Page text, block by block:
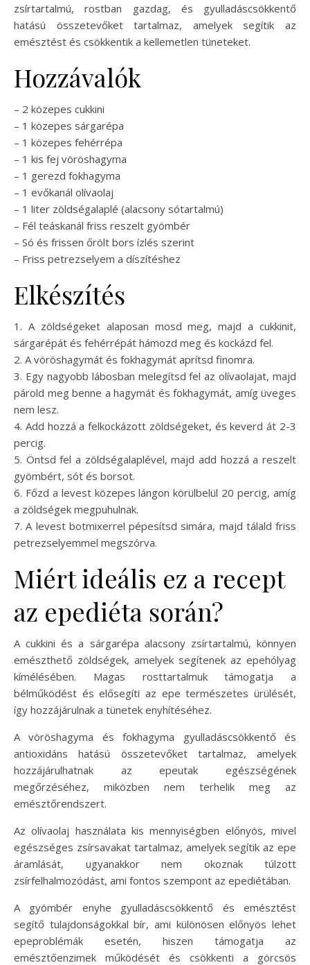
zsírtartalmú, rostban gazdag, és gyulladáscsökkentő
hatású összetevőket tartalmaz, amelyek segítik az
emésztést és csökkentik a kellemetlen tüneteket.
Hozzávalók
– 2 közepes cukkini
– 1 közepes sárgarépa
– 1 közepes fehérrépa
– 1 kis fej vöröshagyma
– 1 gerezd fokhagyma
– 1 evőkanál olívaolaj
– 1 liter zöldségalaplé (alacsony sótartalmú)
– Fél teáskanál friss reszelt gyömbér
– Só és frissen őrölt bors ízlés szerint
– Friss petrezselyem a díszítéshez
Elkészítés
1. A zöldségeket alaposan mosd meg, majd a cukkinit,
sárgarépát és fehérrépát hámozd meg és kockázd fel.
2. A vöröshagymát és fokhagymát aprítsd finomra.
3. Egy nagyobb lábosban melegítsd fel az olívaolajat, majd
párold meg benne a hagymát és fokhagymát, amíg üveges
nem lesz.
4. Add hozzá a felkockázott zöldségeket, és keverd át 2-3
percig.
5. Öntsd fel a zöldségalaplével, majd add hozzá a reszelt
gyömbért, sót és borsot.
6. Főzd a levest közepes lángon körülbelül 20 percig, amíg
a zöldségek megpuhulnak.
7. A levest botmixerrel pépesítsd simára, majd tálald friss
petrezselyemmel megszórva.
Miért ideális ez a recept
az epediéta során?
A cukkini és a sárgarépa alacsony zsírtartalmú, könnyen
emészthető zöldségek, amelyek segítenek az epehólyag
kímélésében. Magas rosttartalmuk támogatja a
bélműködést és elősegíti az epe természetes ürülését,
így hozzájárulnak a tünetek enyhítéséhez.
A vöröshagyma és fokhagyma gyulladáscsökkentő és
antioxidáns hatású összetevőket tartalmaz, amelyek
hozzájárulhatnak az epeutak egészségének
megőrzéséhez, miközben nem terhelik meg az
emésztőrendszert.
Az olívaolaj használata kis mennyiségben előnyös, mivel
egészséges zsírsavakat tartalmaz, amelyek segítik az epe
áramlását, ugyanakkor nem okoznak túlzott
zsírfelhalmozódást, ami fontos szempont az epediétában.
A gyömbér enyhe gyulladáscsökkentő és emésztést
segítő tulajdonságokkal bír, ami különösen előnyös lehet
epeproblémák esetén, hiszen támogatja az
emésztőenzimek működését és csökkenti a görcsös